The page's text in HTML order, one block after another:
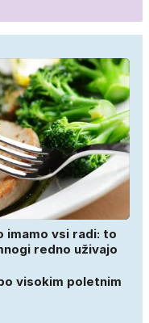
imamo vsi radi: to
redno uživajo
visokim poletnim